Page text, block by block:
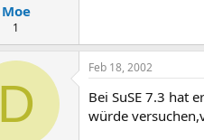
Moe
1
D
Feb 18, 2002
Bei SuSE 7.3 hat
würde